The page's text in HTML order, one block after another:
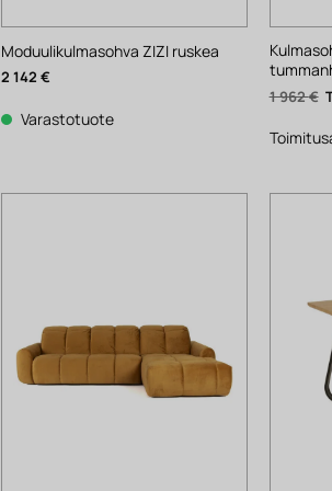
Moduulikulmasohva ZIZI ruskea
2 142€
Varastotuote
1 962€
1